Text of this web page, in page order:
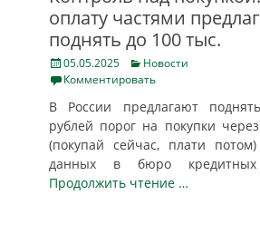
оплату частями
поднять до 100 тыс.
Posted
on
05.05.2025 Categories
Новости
Комментировать
В России предлагают
рублей порог на покупки
(покупай сейчас, плати
данных в бюро
Продолжить чтение …